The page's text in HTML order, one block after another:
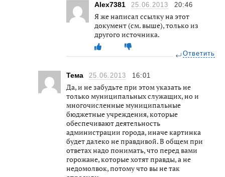
Alex7381 25.06.2013 20:46
Я же написал ссылку на этот
документ (см. выше), только из
другого источника.
Ответить
Тема 25.06.2013 16:01
Да, и не забудьте при этом указать не
только муниципальных служащих, но и
многочисленные муниципальные
бюджетные учреждения, которые
обеспечивают деятельность
администрации города, иначе картинка
будет далеко не правдивой. В общем при
ответах надо понимать, что перед вами
горожане, которые хотят правды, а не
недомолвок, потому что вы не так